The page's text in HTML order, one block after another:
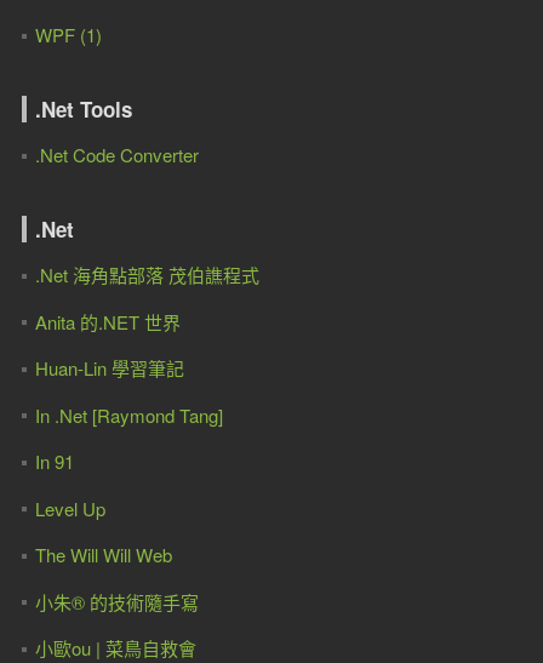
WPF (1)
.Net Tools
.Net Code Converter
.Net
.Net 海角點部落 茂伯譙程式
Anita 的.NET 世界
Huan-Lin 學習筆記
In .Net [Raymond Tang]
In 91
Level Up
The Will Will Web
小朱® 的技術隨手寫
小歐ou | 菜鳥自救會